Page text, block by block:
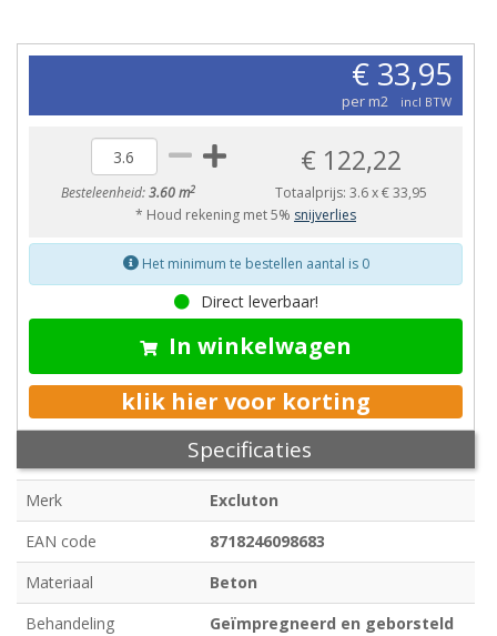
€ 33,95
per m2 incl BTW
Besteleenheid:3.60 m2
€ 122,22
Totaalprijs: 3.6x€ 33,95
* Houd rekening met 5% snijverlies
Het minimum te bestellen aantal is 0
Direct leverbaar!
In winkelwagen
klik hier voor korting
Specificaties
Merk
Excluton
EAN code
8718246098683
Materiaal
Beton
Behandeling
Geïmpregneerd en geborsteld